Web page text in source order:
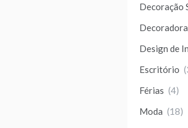
Decoração
Decoradora
Design de
Escritório
Férias (4)
Moda (18)